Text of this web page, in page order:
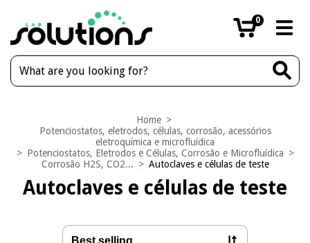
0
Home >
Potenciostatos, eletrodos, células, corrosão, acessórios
eletroquímica e microfluídica
> Potenciostatos, Eletrodos e Células, Corrosão e Microfluídica >
Corrosão H2S, CO2... > Autoclaves e células de teste
Autoclaves e células de teste